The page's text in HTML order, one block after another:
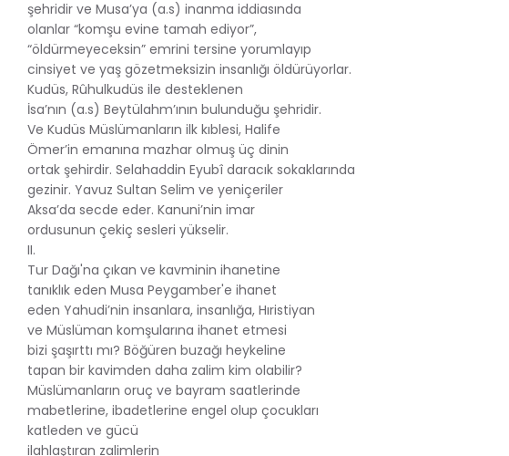
şehridir ve Musa’ya (a.s) inanma iddiasında
olanlar “komşu evine tamah ediyor”,
“öldürmeyeceksin” emrini tersine yorumlayıp
cinsiyet ve yaş gözetmeksizin insanlığı öldürüyorlar.
Kudüs, Rûhulkudüs ile desteklenen
İsa’nın (a.s) Beytülahm’ının bulunduğu şehridir.
Ve Kudüs Müslümanların ilk kıblesi, Halife
Ömer’in emanına mazhar olmuş üç dinin
ortak şehirdir. Selahaddin Eyubî daracık sokaklarında
gezinir. Yavuz Sultan Selim ve yeniçeriler
Aksa’da secde eder. Kanuni’nin imar
ordusunun çekiç sesleri yükselir.
II.
Tur Dağı'na çıkan ve kavminin ihanetine
tanıklık eden Musa Peygamber'e ihanet
eden Yahudi’nin insanlara, insanlığa, Hıristiyan
ve Müslüman komşularına ihanet etmesi
bizi şaşırttı mı? Böğüren buzağı heykeline
tapan bir kavimden daha zalim kim olabilir?
Müslümanların oruç ve bayram saatlerinde
mabetlerine, ibadetlerine engel olup çocukları
katleden ve gücü
ilahlaştıran zalimlerin